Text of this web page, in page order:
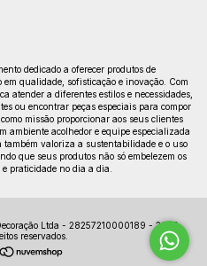
dedicado a oferecer produtos de
qualidade, sofisticação e inovação. Com
atender a diferentes estilos e necessidades,
ou encontrar peças especiais para compor
missão proporcionar aos seus clientes
ambiente acolhedor e equipe especializada
também valoriza a sustentabilidade e o uso
que seus produtos não só embelezem os
praticidade no dia a dia.
Ltda - 28257210000189 - 2026.
reservados.